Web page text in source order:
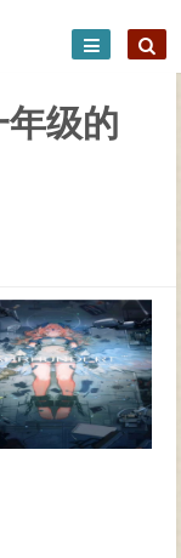
级的